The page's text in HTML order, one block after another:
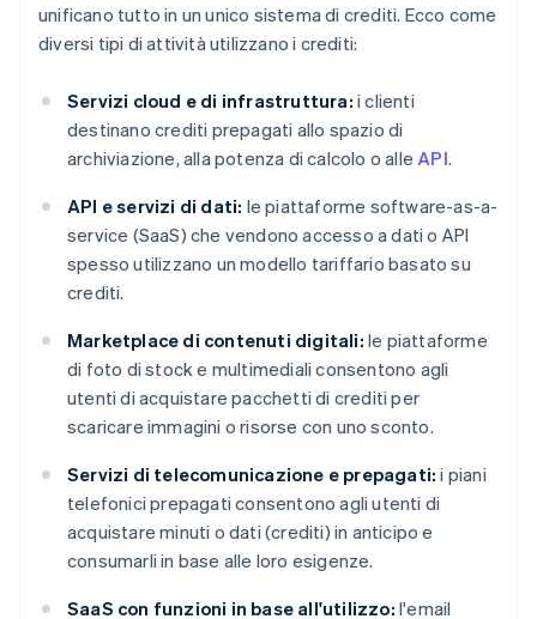
unificano tutto in un unico sistema di crediti. Ecco come
diversi tipi di attività utilizzano i crediti:
Servizi cloud e di infrastruttura: i clienti
destinano crediti prepagati allo spazio di
archiviazione, alla potenza di calcolo o alleAPI.
API e servizi di dati: le piattaforme software-as-a-
service (SaaS) che vendono accesso a dati o API
spesso utilizzano un modello tariffario basato su
crediti.
Marketplace di contenuti digitali: le piattaforme
di foto di stock e multimediali consentono agli
utenti di acquistare pacchetti di crediti per
scaricare immagini o risorse con uno sconto.
Servizi di telecomunicazione e prepagati: i piani
telefonici prepagati consentono agli utenti di
acquistare minuti o dati (crediti) in anticipo e
consumarli in base alle loro esigenze.
SaaS con funzioni in base all'utilizzo: l'email